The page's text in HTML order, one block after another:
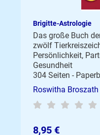
Brigitte-Astrologie
Das große Buch
zwölf
Persönlichkeit,
Gesundheit
304 Seiten -
Roswitha Broszath
8,95 €